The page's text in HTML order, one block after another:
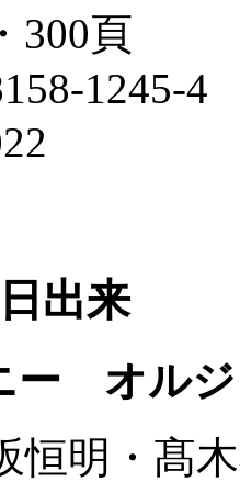
300頁
1245-4
出来
ー オル
恒明・髙